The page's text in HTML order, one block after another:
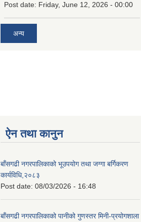
Post date: Friday, June 12, 2026 - 00:00
अन्य
ऐन तथा कानुन
बाँसगढी नगरपालिकाको भूउपयोग तथा जग्गा बर्गिकरण
कार्यविधि,२०८३
Post date: 08/03/2026 - 16:48
बाँसगढी नगरपालिकाको पानीको गुणस्तर मिनी-प्रयोगशाला